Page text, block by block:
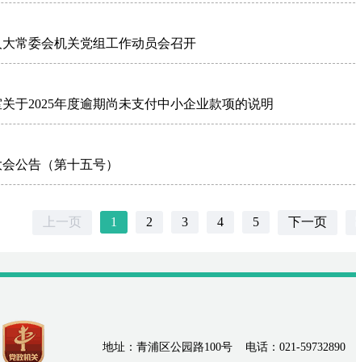
常委会机关党组工作动员会召开
于2025年度逾期尚未支付中小企业款项的说明
公告（第十五号）
上一页 1 2 3 4 5 下一页
地址：青浦区公园路100号 电话：021-59732890